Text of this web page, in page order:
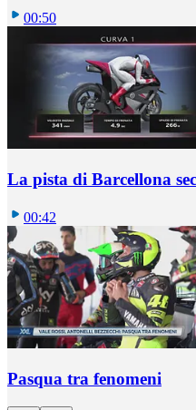
00:50
La pista di Barcellona
00:42
Pasqua tra fenomeni